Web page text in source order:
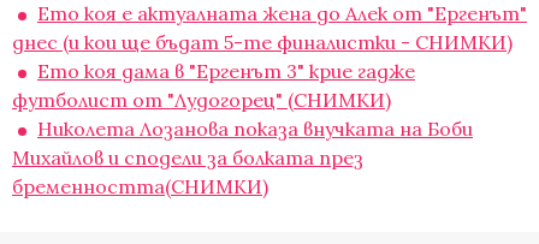
Ето коя е актуалната жена до Алек от "Ергенът"
днес (и кои ще бъдат 5-те финалистки - СНИМКИ)
Ето коя дама в "Ергенът 3" крие гадже
футболист от "Лудогорец" (СНИМКИ)
Николета Лозанова показа внучката на Боби
Михайлов и сподели за болката през
бременността(СНИМКИ)